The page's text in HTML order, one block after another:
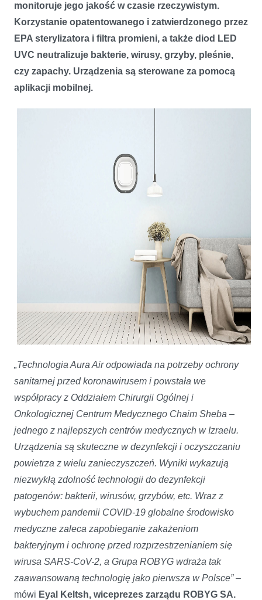
monitoruje jego jakość w czasie rzeczywistym.
Korzystanie opatentowanego i zatwierdzonego przez
EPA sterylizatora i filtra promieni, a także diod LED
UVC neutralizuje bakterie, wirusy, grzyby, pleśnie,
czy zapachy. Urządzenia są sterowane za pomocą
aplikacji mobilnej.
„Technologia Aura Air odpowiada na potrzeby ochrony
sanitarnej przed koronawirusem i powstała we
współpracy z Oddziałem Chirurgii Ogólnej i
Onkologicznej Centrum Medycznego Chaim Sheba –
jednego z najlepszych centrów medycznych w Izraelu.
Urządzenia są skuteczne w dezynfekcji i oczyszczaniu
powietrza z wielu zanieczyszczeń. Wyniki wykazują
niezwykłą zdolność technologii do dezynfekcji
patogenów: bakterii, wirusów, grzybów, etc. Wraz z
wybuchem pandemii COVID-19 globalne środowisko
medyczne zaleca zapobieganie zakażeniom
bakteryjnym i ochronę przed rozprzestrzenianiem się
wirusa SARS-CoV-2, a Grupa ROBYG wdraża tak
zaawansowaną technologię jako pierwsza w Polsce”–
mówi Eyal Keltsh, wiceprezes zarządu ROBYG SA.